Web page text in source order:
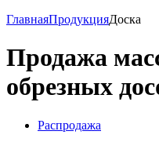
ГлавнаяПродукцияДоска
Продажа
обрезных
Распродажа